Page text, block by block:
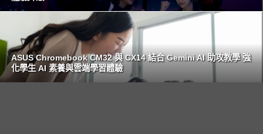
ASUS Chromebook CM32 與 CX14 結合 Gemini AI 助攻教學 強
化學生 AI 素養與雲端學習體驗